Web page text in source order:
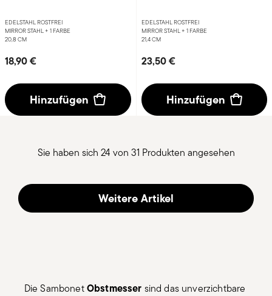
EDELSTAHL ROSTFREI
MIRROR STAHL + 1 FARBE
20,8 CM
18,90 €
Hinzufügen
EDELSTAHL ROSTFREI
MIRROR STAHL + 1 FARBE
21,4 CM
23,50 €
Hinzufügen
Sie haben sich 24 von 31 Produkten angesehen
Weitere Artikel
Die SambonetObstmesser sind das unverzichtbare